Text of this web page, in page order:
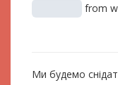
from
Ми будемо